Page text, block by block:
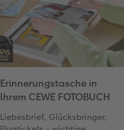
Erinnerungstasche in
Ihrem CEWE FOTOBUCH
Liebesbrief, Glücksbringer,